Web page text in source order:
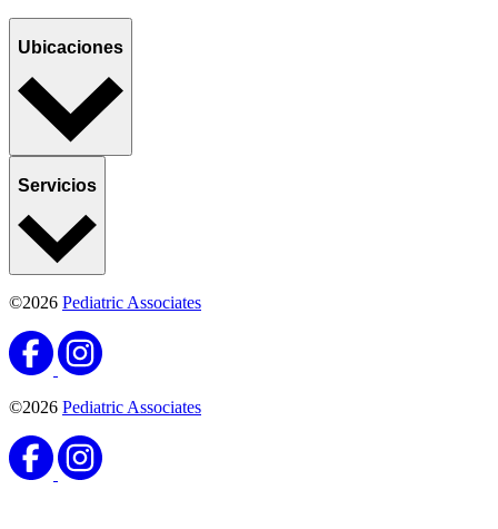
Ubicaciones
Servicios
©2026 Pediatric Associates
©2026 Pediatric Associates